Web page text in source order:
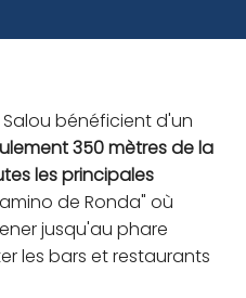
bénéficient d'un
350 mètres de la
les principales
de Ronda" où
jusqu'au phare
les bars et restaurants